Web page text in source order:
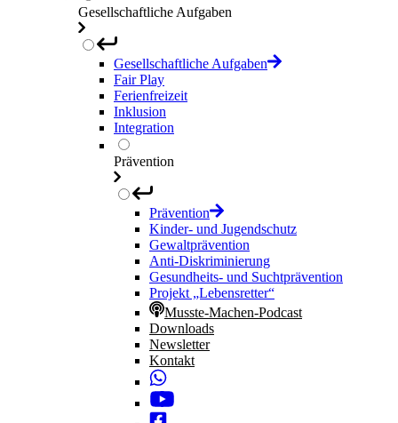
Gesellschaftliche Aufgaben
Gesellschaftliche Aufgaben
Fair Play
Ferienfreizeit
Inklusion
Integration
Prävention
Prävention
Kinder- und Jugendschutz
Gewaltprävention
Anti-Diskriminierung
Gesundheits- und Suchtprävention
Projekt „Lebensretter“
Musste-Machen-Podcast
Downloads
Newsletter
Kontakt